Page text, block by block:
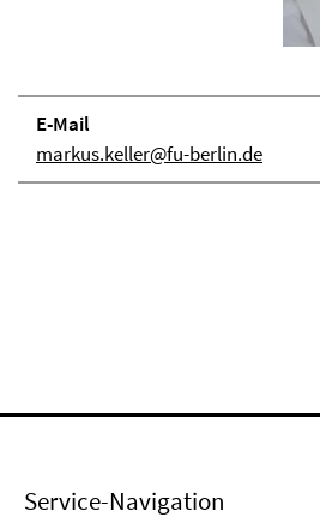
E-Mail
markus.keller@fu-berlin.de
Service-Navigation